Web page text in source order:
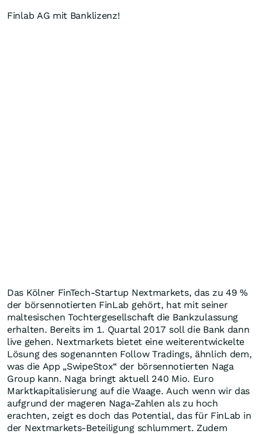
Finlab AG mit Banklizenz!
Das Kölner FinTech-Startup Nextmarkets, das zu 49 %
der börsennotierten FinLab gehört, hat mit seiner
maltesischen Tochtergesellschaft die Bankzulassung
erhalten. Bereits im 1. Quartal 2017 soll die Bank dann
live gehen. Nextmarkets bietet eine weiterentwickelte
Lösung des sogenannten Follow Tradings, ähnlich dem,
was die App „SwipeStox“ der börsennotierten Naga
Group kann. Naga bringt aktuell 240 Mio. Euro
Marktkapitalisierung auf die Waage. Auch wenn wir das
aufgrund der mageren Naga-Zahlen als zu hoch
erachten, zeigt es doch das Potential, das für FinLab in
der Nextmarkets-Beteiligung schlummert. Zudem